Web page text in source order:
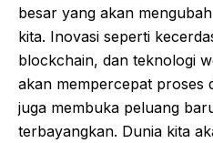
besar yang akan
kita. Inovasi seperti
blockchain, dan teknologi
akan mempercepat proses
juga membuka peluang
terbayangkan. Dunia kita